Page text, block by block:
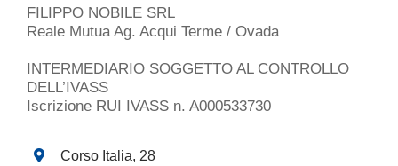
FILIPPO NOBILE SRL
Reale Mutua Ag. Acqui Terme / Ovada
INTERMEDIARIO SOGGETTO AL CONTROLLO
DELL’IVASS
Iscrizione RUI IVASS n. A000533730
Corso Italia, 28